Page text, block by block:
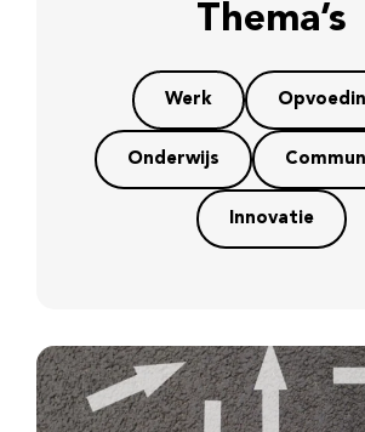
Thema’s
Werk
Onderwijs
Innovatie